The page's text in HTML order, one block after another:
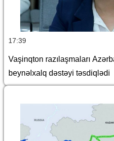
17:39
Vaşinqton razılaşmaları
beynəlxalq dəstəyi təsdiqlədi